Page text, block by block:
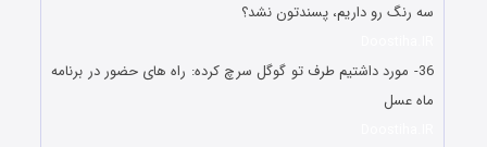
سه رنگ رو داریم، پسندتون نشد؟
36- مورد داشتیم طرف تو گوگل سرچ کرده: راه های حضور در برنامه
ماه عسل